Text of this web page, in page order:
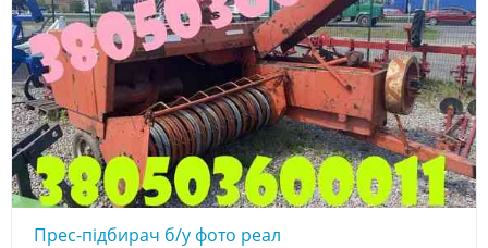
Прес-підбирач б/у фото реал